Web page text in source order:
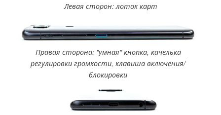
Левая сторон: лоток карт
Правая сторона: "умная" кнопка, качелька
регулировки громкости, клавиша включения/
блокировки